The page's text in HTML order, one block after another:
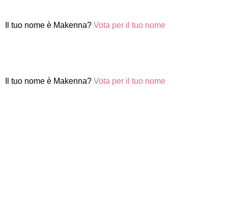
Il tuo nome è Makenna? Vota per il tuo nome
Il tuo nome è Makenna? Vota per il tuo nome